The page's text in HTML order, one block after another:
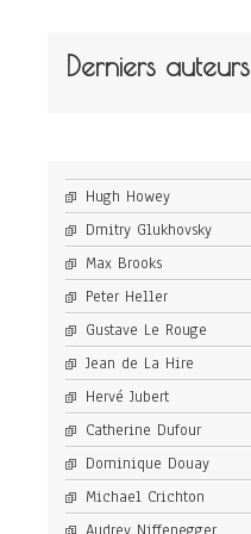
Derniers auteurs
Hugh Howey
Dmitry Glukhovsky
Max Brooks
Peter Heller
Gustave Le Rouge
Jean de La Hire
Hervé Jubert
Catherine Dufour
Dominique Douay
Michael Crichton